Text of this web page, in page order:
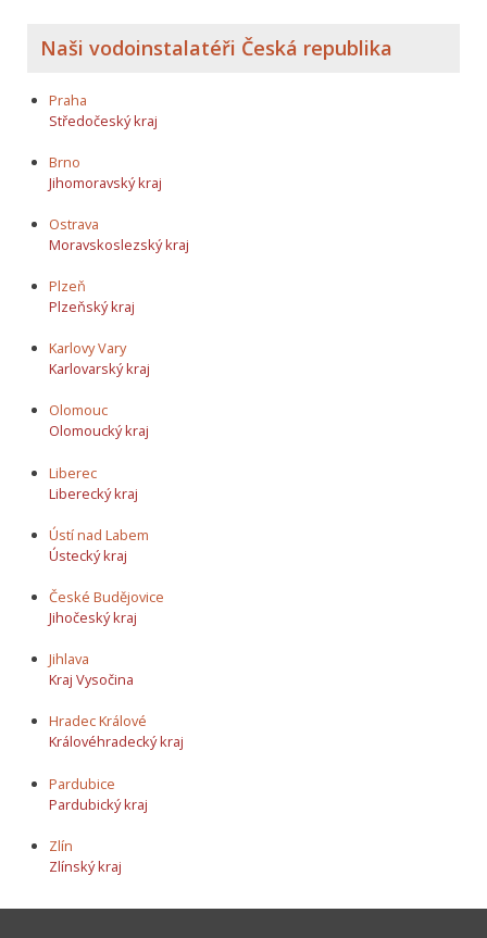
Naši vodoinstalatéři Česká republika
Praha
Středočeský kraj
Brno
Jihomoravský kraj
Ostrava
Moravskoslezský kraj
Plzeň
Plzeňský kraj
Karlovy Vary
Karlovarský kraj
Olomouc
Olomoucký kraj
Liberec
Liberecký kraj
Ústí nad Labem
Ústecký kraj
České Budějovice
Jihočeský kraj
Jihlava
Kraj Vysočina
Hradec Králové
Královéhradecký kraj
Pardubice
Pardubický kraj
Zlín
Zlínský kraj